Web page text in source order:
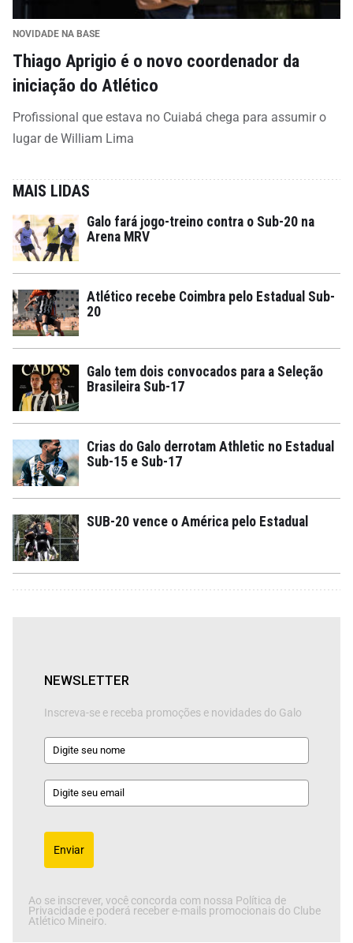
NOVIDADE NA BASE
Thiago Aprigio é o novo coordenador da
iniciação do Atlético
Profissional que estava no Cuiabá chega para assumir o
lugar de William Lima
MAIS LIDAS
Galo fará jogo-treino contra o Sub-20 na
Arena MRV
Atlético recebe Coimbra pelo Estadual Sub-
20
Galo tem dois convocados para a Seleção
Brasileira Sub-17
Crias do Galo derrotam Athletic no Estadual
Sub-15 e Sub-17
SUB-20 vence o América pelo Estadual
NEWSLETTER
Inscreva-se e receba promoções e novidades do Galo
Enviar
Ao se inscrever, você concorda com nossa Política de
Privacidade e poderá receber e-mails promocionais do Clube
Atlético Mineiro.